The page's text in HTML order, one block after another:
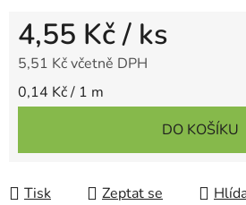
4,55 Kč/ ks
5,51 Kč včetně DPH
Měrná cena:
0,14 Kč / 1 m
DO KOŠÍKU
Tisk Zeptat se